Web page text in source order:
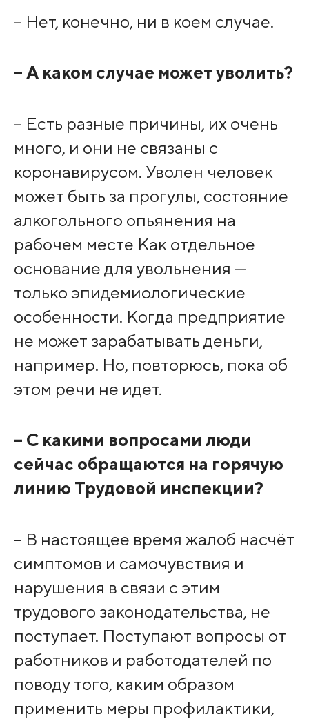
– Нет, конечно, ни в коем случае.
– А каком случае может уволить?
– Есть разные причины, их очень
много, и они не связаны с
коронавирусом. Уволен человек
может быть за прогулы, состояние
алкогольного опьянения на
рабочем месте Как отдельное
основание для увольнения —
только эпидемиологические
особенности. Когда предприятие
не может зарабатывать деньги,
например. Но, повторюсь, пока об
этом речи не идет.
– С какими вопросами люди
сейчас обращаются на горячую
линию Трудовой инспекции?
– В настоящее время жалоб насчёт
симптомов и самочувствия и
нарушения в связи с этим
трудового законодательства, не
поступает. Поступают вопросы от
работников и работодателей по
поводу того, каким образом
применить меры профилактики,